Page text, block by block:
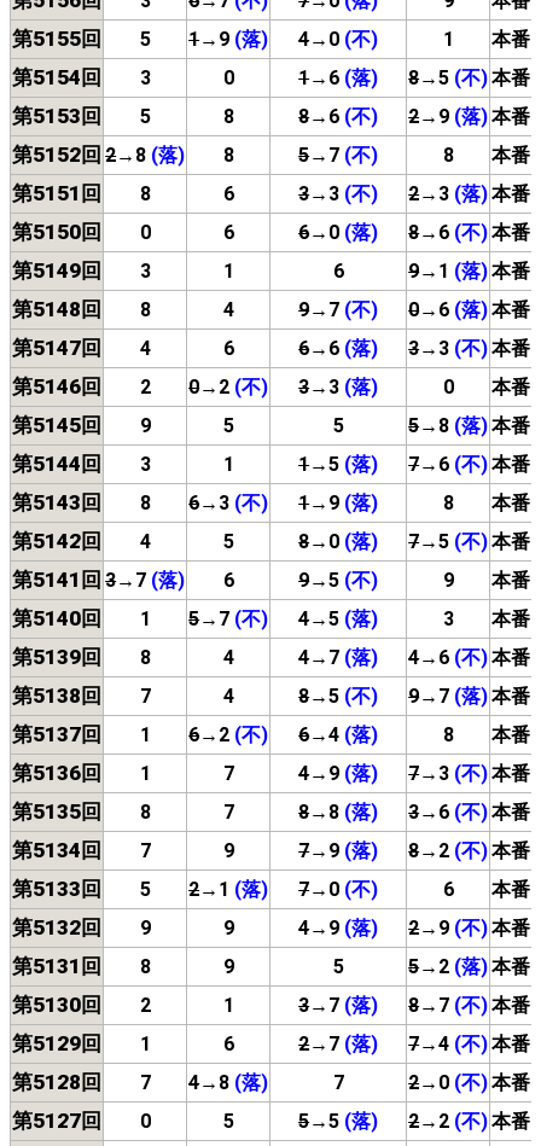
第5155回 5 1→9 (落) 4→0 (不) 1 本番
第5154回 3 0 1→6 (落) 8→5 (不)本番
第5153回 5 8 8→6 (不) 2→9 (落)本番
第5152回 2→8 (落) 8 5→7 (不) 8 本番
第5151回 8 6 3→3 (不) 2→3 (落)本番
第5150回 0 6 6→0 (落) 8→6 (不)本番
第5149回 3 1 6 9→1 (落)本番
第5148回 8 4 9→7 (不) 0→6 (落)本番
第5147回 4 6 6→6 (落) 3→3 (不)本番
第5146回 2 0→2 (不) 3→3 (落) 0 本番
第5145回 9 5 5 5→8 (落)本番
第5144回 3 1 1→5 (落) 7→6 (不)本番
第5143回 8 6→3 (不) 1→9 (落) 8 本番
第5142回 4 5 8→0 (落) 7→5 (不)本番
第5141回 3→7 (落) 6 9→5 (不) 9 本番
第5140回 1 5→7 (不) 4→5 (落) 3 本番
第5139回 8 4 4→7 (落) 4→6 (不)本番
第5138回 7 4 8→5 (不) 9→7 (落)本番
第5137回 1 6→2 (不) 6→4 (落) 8 本番
第5136回 1 7 4→9 (落) 7→3 (不)本番
第5135回 8 7 8→8 (落) 3→6 (不)本番
第5134回 7 9 7→9 (落) 8→2 (不)本番
第5133回 5 2→1 (落) 7→0 (不) 6 本番
第5132回 9 9 4→9 (落) 2→9 (不)本番
第5131回 8 9 5 5→2 (落)本番
第5130回 2 1 3→7 (落) 8→7 (不)本番
第5129回 1 6 2→7 (落) 7→4 (不)本番
第5128回 7 4→8 (落) 7 2→0 (不)本番
第5127回 0 5 5→5 (落) 2→2 (不)本番